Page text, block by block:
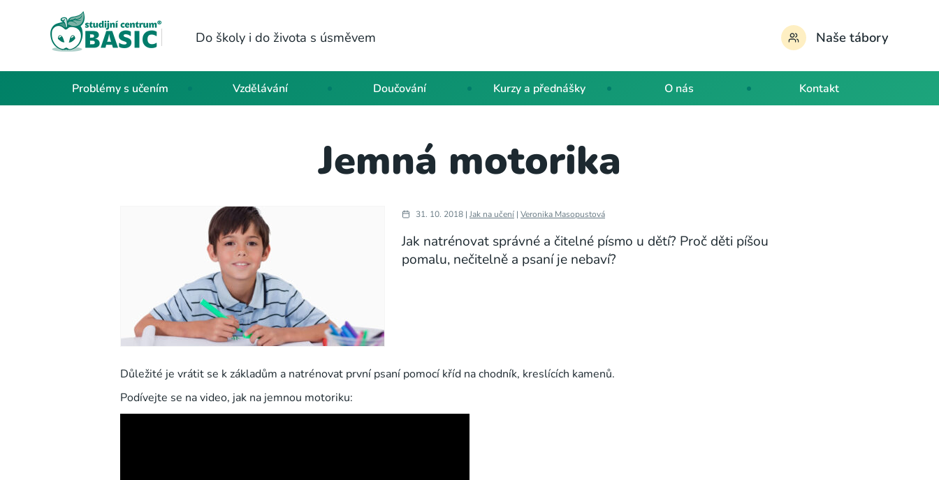
Do školy i do života s úsměvem Naše tábory
Problémy s učením Vzdělávání Doučování Kurzy a přednášky O nás Kontakt
Jemná motorika
31. 10. 2018 | Jak na učení | Veronika Masopustová
Jak natrénovat správné a čitelné písmo u dětí? Proč děti píšou
pomalu, nečitelně a psaní je nebaví?
Důležité je vrátit se k základům a natrénovat první psaní pomocí kříd na chodník, kreslících kamenů.
Podívejte se na video, jak na jemnou motoriku: